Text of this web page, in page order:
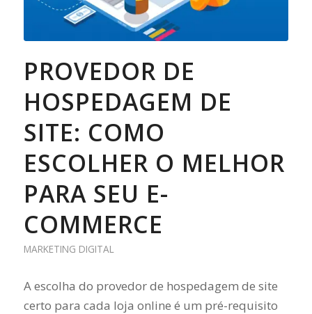
PROVEDOR DE
HOSPEDAGEM DE
SITE: COMO
ESCOLHER O MELHOR
PARA SEU E-
COMMERCE
MARKETING DIGITAL
A escolha do provedor de hospedagem de site
certo para cada loja online é um pré-requisito